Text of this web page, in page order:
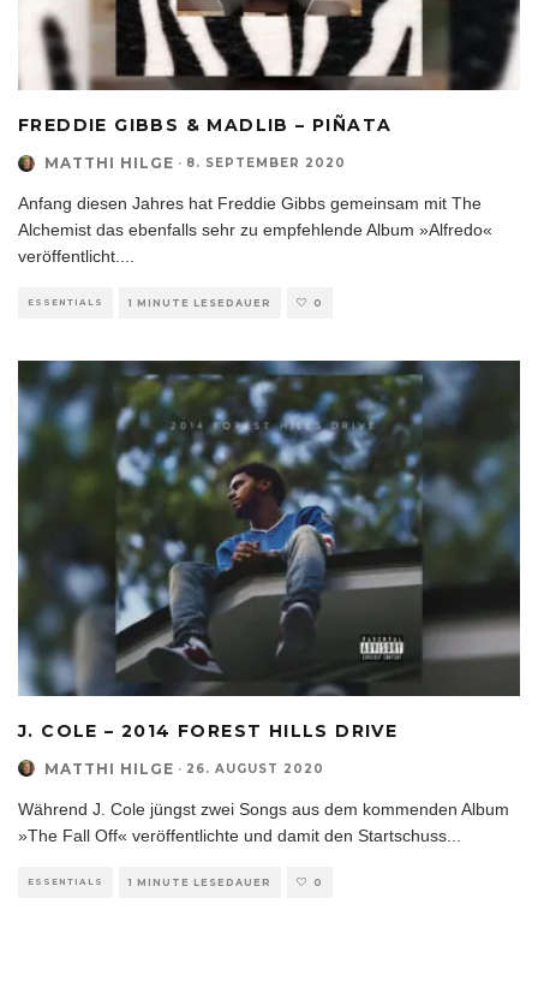
FREDDIE GIBBS & MADLIB – PIÑATA
MATTHI HILGE · 8. SEPTEMBER 2020
Anfang diesen Jahres hat Freddie Gibbs gemeinsam mit The
Alchemist das ebenfalls sehr zu empfehlende Album »Alfredo«
veröffentlicht....
ESSENTIALS 1 MINUTE LESEDAUER 0
J. COLE – 2014 FOREST HILLS DRIVE
MATTHI HILGE · 26. AUGUST 2020
Während J. Cole jüngst zwei Songs aus dem kommenden Album
»The Fall Off« veröffentlichte und damit den Startschuss
ESSENTIALS 1 MINUTE LESEDAUER 0